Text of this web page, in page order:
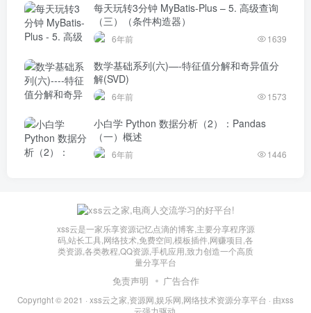
每天玩转3分钟 MyBatis-Plus – 5. 高级查询
（三）（条件构造器）
6年前 1639
数学基础系列(六)—-特征值分解和奇异值分
解(SVD)
6年前 1573
小白学 Python 数据分析（2）：Pandas
（一）概述
6年前 1446
xss云是一家乐享资源记忆点滴的博客,主要分享程序源
码,站长工具,网络技术,免费空间,模板插件,网赚项目,各
类资源,各类教程,QQ资源,手机应用,致力创造一个高质
量分享平台
免责声明 广告合作
Copyright © 2021 · xss云之家,资源网,娱乐网,网络技术资源分享平台 · 由xss
云强力驱动.